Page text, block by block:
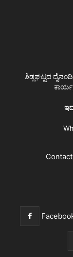
ಶಿಡ್ಲಘಟ್ಟದ